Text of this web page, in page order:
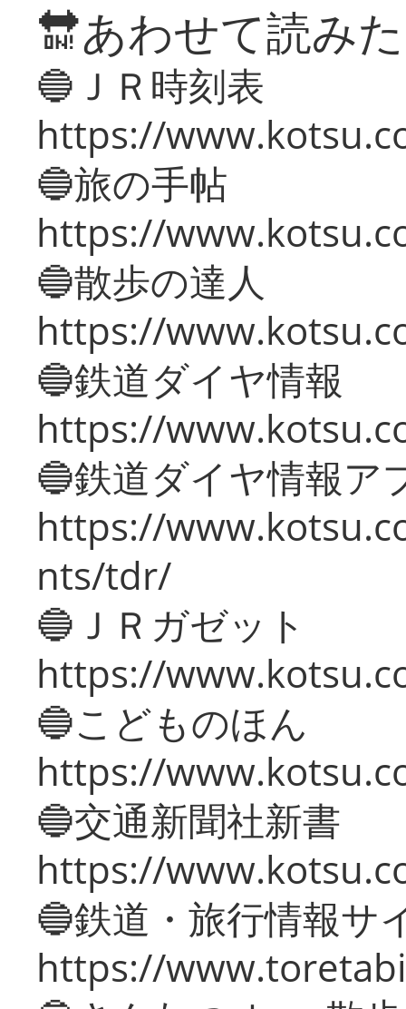
🔛あわせて読み
🔵ＪＲ時刻表
https://
🔵旅の手帖
https://
🔵散歩の達人
https://
🔵鉄道ダイヤ情報
https://
🔵鉄道ダイヤ情報ア
https://
nts/tdr/
🔵ＪＲガゼット
https://
🔵こどものほん
https://
🔵交通新聞社新書
https://
🔵鉄道・旅行情報サ
https://